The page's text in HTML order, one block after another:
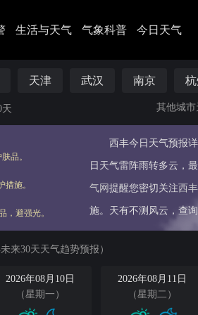
生活与天气 气象科普 今日天气
天津 武汉 南京
其他城市
天
品。
施。
，避强光。
西丰今日天气预报
日天气雷阵雨转多云，
气网 提醒您密切关注西
施。天有不测风云，查
来30天天气趋势预报）
2026年08月10日
（星期一）
2026年08月11日
（星期二）